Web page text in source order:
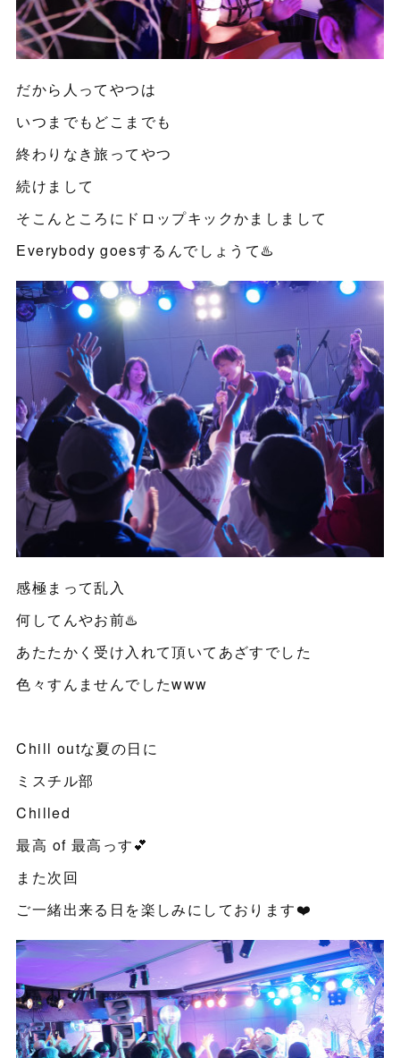
だから人ってやつは
いつまでもどこまでも
終わりなき旅ってやつ
続けまして
そこんところにドロップキックかましまして
Everybody goesするんでしょうて♨️
感極まって乱入
何してんやお前♨️
あたたかく受け入れて頂いてあざすでした
色々すんませんでしたwww
Chill outな夏の日に
ミスチル部
Chilled
最高 of 最高っす💕
また次回
ご一緒出来る日を楽しみにしております❤️